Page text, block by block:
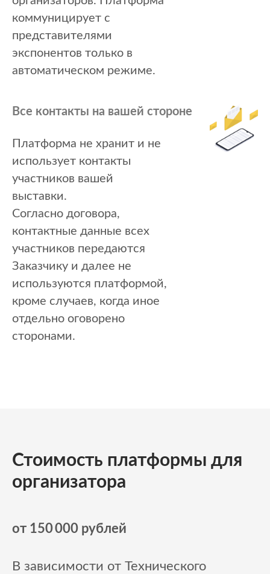
коммуницирует с
представителями
экспонентов только в
автоматическом режиме.
Все контакты на вашей стороне
Платформа не хранит и не
использует контакты
участников вашей
выставки.
Согласно договора,
контактные данные всех
участников передаются
Заказчику и далее не
используются платформой,
кроме случаев, когда иное
отдельно оговорено
сторонами.
Стоимость платформы для
организатора
от 150 000 рублей
В зависимости от Технического